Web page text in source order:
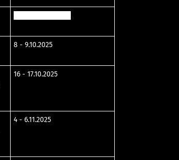
8 - 9.10.2025
16 - 17.10.2025
4 - 6.11.2025